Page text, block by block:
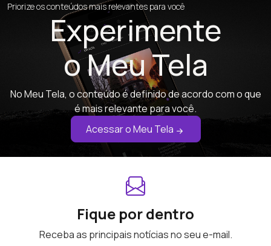
Priorize os conteúdos mais relevantes para você
Experimente
o Meu Tela
No Meu Tela, o conteúdo é definido de acordo com o que
é mais relevante para você.
Acessar o Meu Tela
Fique por dentro
Receba as principais notícias no seu e-mail.